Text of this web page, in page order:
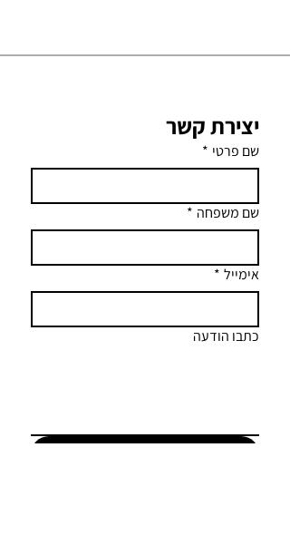
יצירת קשר
שם פרטי *
שם משפחה *
אימייל *
כתבו הודעה